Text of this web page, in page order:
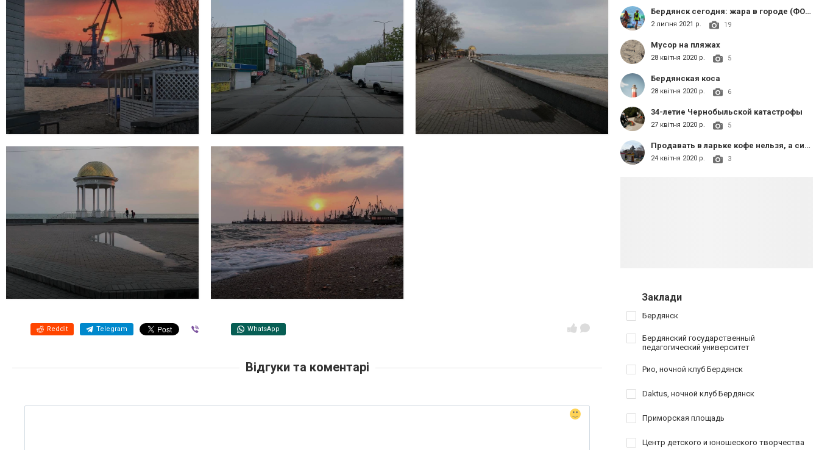
Reddit Telegram WhatsApp
Відгуки та коментарі
Бердянск сегодня: жара в городе (ФОТОРЕПОРТАЖ)
2 липня 2021 р. 19
Мусор на пляжах
28 квітня 2020 р. 5
Бердянская коса
28 квітня 2020 р. 6
34-летие Чернобыльской катастрофы
27 квітня 2020 р. 5
Продавать в ларьке кофе нельзя, а сигареты можно?
24 квітня 2020 р. 3
Заклади
Бердянск
Бердянский государственный
педагогический университет
Рио, ночной клуб Бердянск
Daktus, ночной клуб Бердянск
Приморская площадь
Центр детского и юношеского творчества